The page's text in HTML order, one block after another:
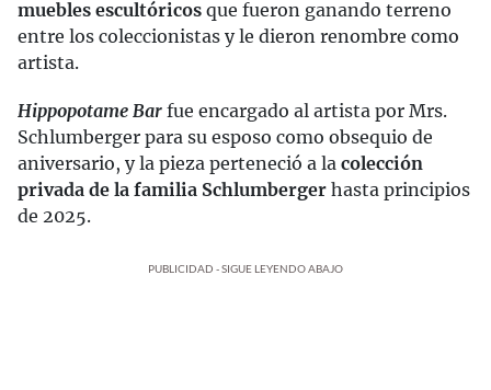
muebles escultóricos que fueron ganando terreno
entre los coleccionistas y le dieron renombre como
artista.
Hippopotame Bar fue encargado al artista por Mrs.
Schlumberger para su esposo como obsequio de
aniversario, y la pieza perteneció a la colección
privada de la familia Schlumberger hasta principios
de 2025.
PUBLICIDAD - SIGUE LEYENDO ABAJO